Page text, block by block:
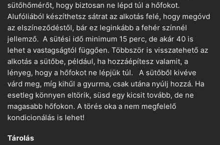
sütőhőmérőt, hogy biztosan ne lépd túl a hőfokot.
Alufóliából készíthetsz sátrat az alkotás felé, hogy megóvd
az elszíneződéstől, bár ez leginkább a fehér színnél
jellemző. A sütési idő minimum 15 perc, de akár 40 is
lehet a vastagságtól függően. Többször is visszatehető az
alkotás a sütőbe, például, ha hozzáépítesz valamit, a
lényeg, hogy a hőfokot ne lépjük túl. A sütőből kivéve
várd meg, míg kihűl a gyurma, csak utána nyúlj hozzá. Ha
esetleg könnyen eltörik, süsd egy kicsit tovább, de ne
magasabb hőfokon. A törés oka a nem megfelelő
kondicionálás is lehet!
Tárolás